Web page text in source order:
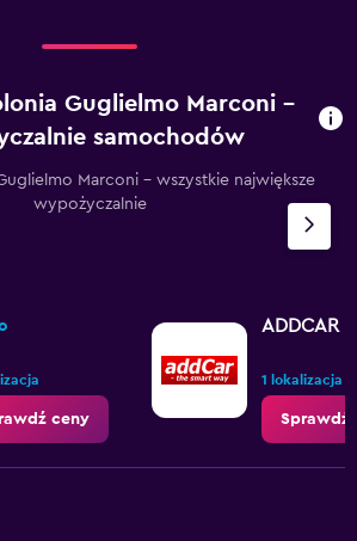
Guglielmo Marconi –
samochodów
Marconi – wszystkie największe
wypożyczalnie
ceny
ADDCAR
1 lokalizacja
Sprawdź